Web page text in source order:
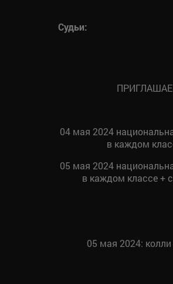
Судьи:
04 мая 2024
в каждом
05 мая 2024
в каждом классе +
05 мая 2024: